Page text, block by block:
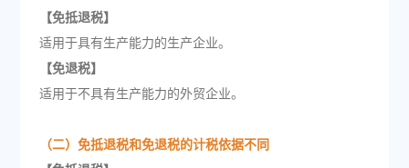
【免抵退税】
适用于具有生产能力的生产企业。
【免退税】
适用于不具有生产能力的外贸企业。
（二）免抵退税和免退税的计税依据不同